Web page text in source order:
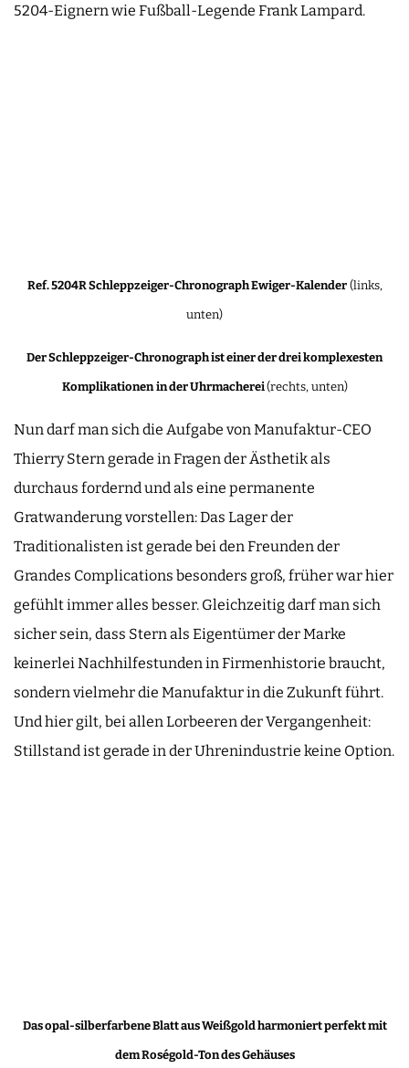
5204-Eignern wie Fußball-Legende Frank Lampard.
Ref. 5204R Schleppzeiger-Chronograph Ewiger-Kalender(links,
unten)
Der Schleppzeiger-Chronograph ist einer der drei komplexesten
Komplikationen in der Uhrmacherei(rechts, unten)
Nun darf man sich die Aufgabe von Manufaktur-CEO
Thierry Stern gerade in Fragen der Ästhetik als
durchaus fordernd und als eine permanente
Gratwanderung vorstellen: Das Lager der
Traditionalisten ist gerade bei den Freunden der
Grandes Complications besonders groß, früher war hier
gefühlt immer alles besser. Gleichzeitig darf man sich
sicher sein, dass Stern als Eigentümer der Marke
keinerlei Nachhilfestunden in Firmenhistorie braucht,
sondern vielmehr die Manufaktur in die Zukunft führt.
Und hier gilt, bei allen Lorbeeren der Vergangenheit:
Stillstand ist gerade in der Uhrenindustrie keine Option.
Das opal-silberfarbene Blatt aus Weißgold harmoniert perfekt mit
dem Roségold-Ton des Gehäuses